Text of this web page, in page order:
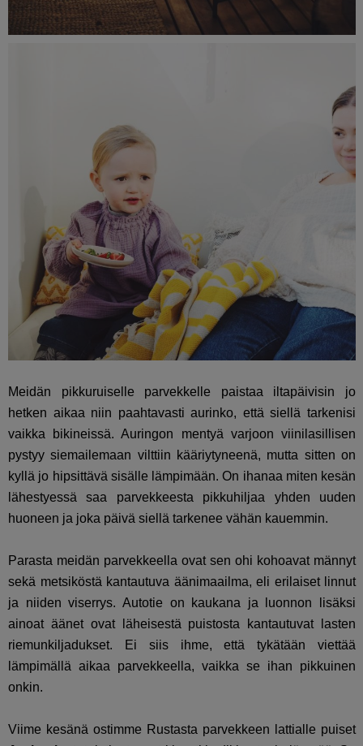
Meidän pikkuruiselle parvekkelle paistaa iltapäivisin jo
hetken aikaa niin paahtavasti aurinko, että siellä tarkenisi
vaikka bikineissä. Auringon mentyä varjoon viinilasillisen
pystyy siemailemaan vilttiin kääriytyneenä, mutta sitten on
kyllä jo hipsittävä sisälle lämpimään. On ihanaa miten kesän
lähestyessä saa parvekkeesta pikkuhiljaa yhden uuden
huoneen ja joka päivä siellä tarkenee vähän kauemmin.
Parasta meidän parvekkeella ovat sen ohi kohoavat männyt
sekä metsiköstä kantautuva äänimaailma, eli erilaiset linnut
ja niiden viserrys. Autotie on kaukana ja luonnon lisäksi
ainoat äänet ovat läheisestä puistosta kantautuvat lasten
riemunkiljadukset. Ei siis ihme, että tykätään viettää
lämpimällä aikaa parvekkeella, vaikka se ihan pikkuinen
onkin.
Viime kesänä ostimme Rustasta parvekkeen lattialle puiset